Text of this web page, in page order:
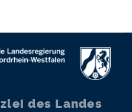
des Landes